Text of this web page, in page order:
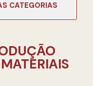
CATEGORIAS